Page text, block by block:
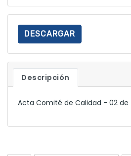
DESCARGAR
Descripción
Acta Comité de Calidad - 02 de